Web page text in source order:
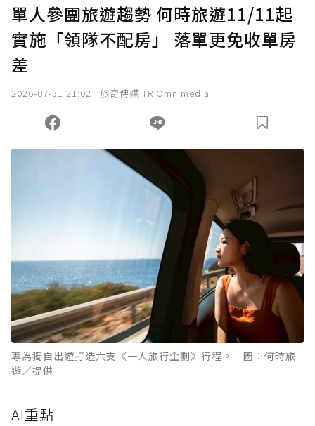
確認送出
您當前剩餘 U 利點數：0點；前往 購買點數
單人參團旅遊趨勢 何時旅遊11/11起
實施「領隊不配房」 落單更免收單房
差
2026-07-31 21:02 旅奇傳媒 TR Omnimedia
專為獨自出遊打造六支《一人旅行企劃》行程。 圖：何時旅
遊／提供
AI重點